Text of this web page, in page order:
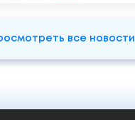
все новости